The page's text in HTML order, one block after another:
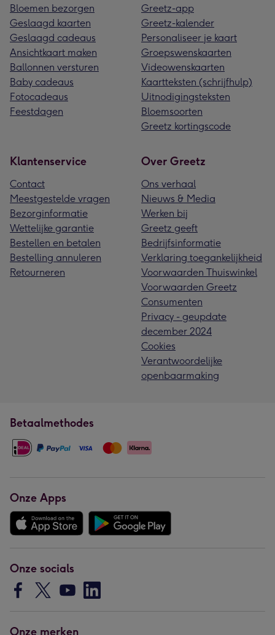
Bloemen bezorgen
Geslaagd kaarten
Geslaagd cadeaus
Ansichtkaart maken
Ballonnen versturen
Baby cadeaus
Fotocadeaus
Feestdagen
Greetz-app
Greetz-kalender
Personaliseer je kaart
Groepswenskaarten
Videowenskaarten
Kaartteksten (schrijfhulp)
Uitnodigingsteksten
Bloemsoorten
Greetz kortingscode
Klantenservice
Contact
Meestgestelde vragen
Bezorginformatie
Wettelijke garantie
Bestellen en betalen
Bestelling annuleren
Retourneren
Over Greetz
Ons verhaal
Nieuws & Media
Werken bij
Greetz geeft
Bedrijfsinformatie
Verklaring toegankelijkheid
Voorwaarden Thuiswinkel
Voorwaarden Greetz
Consumenten
Privacy - geupdate
december 2024
Cookies
Verantwoordelijke
openbaarmaking
Betaalmethodes
Onze Apps
Onze socials
Onze merken